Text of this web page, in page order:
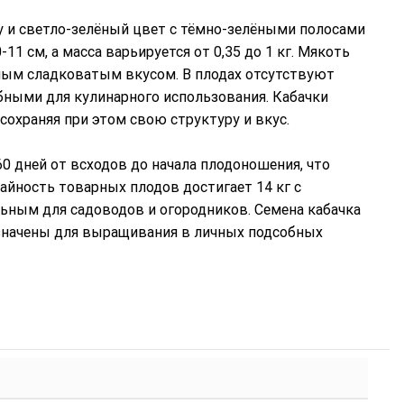
светло-зелёный цвет с тёмно-зелёными полосами
см, а масса варьируется от 0,35 до 1 кг. Мякоть
сладковатым вкусом. В плодах отсутствуют
для кулинарного использования. Кабачки
при этом свою структуру и вкус.
дней от всходов до начала плодоношения, что
товарных плодов достигает 14 кг с
для садоводов и огородников. Семена кабачка
для выращивания в личных подсобных